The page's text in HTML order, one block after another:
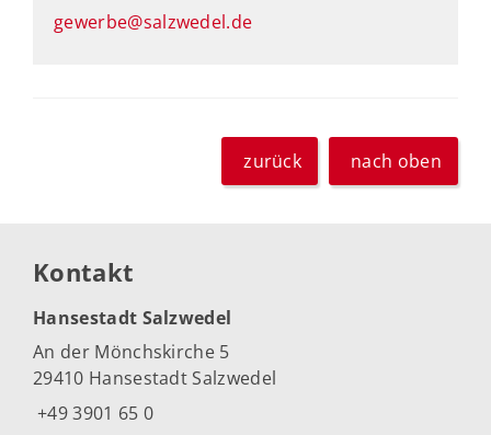
gewerbe@salzwedel.de
zurück nach oben
Kontakt
Hansestadt Salzwedel
An der Mönchskirche 5
29410 Hansestadt Salzwedel
+49 3901 65 0